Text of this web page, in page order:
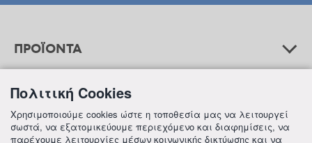
ΠΡΟΪΟΝΤΑ
ΒΟΗΘΕΙΑ
Πολιτική Cookies
Χρησιμοποιούμε cookies ώστε η τοποθεσία μας να λειτουργεί
σωστά, να εξατομικεύουμε περιεχόμενο και διαφημίσεις, να
παρέχουμε λειτουργίες μέσων κοινωνικής δικτύωσης και να